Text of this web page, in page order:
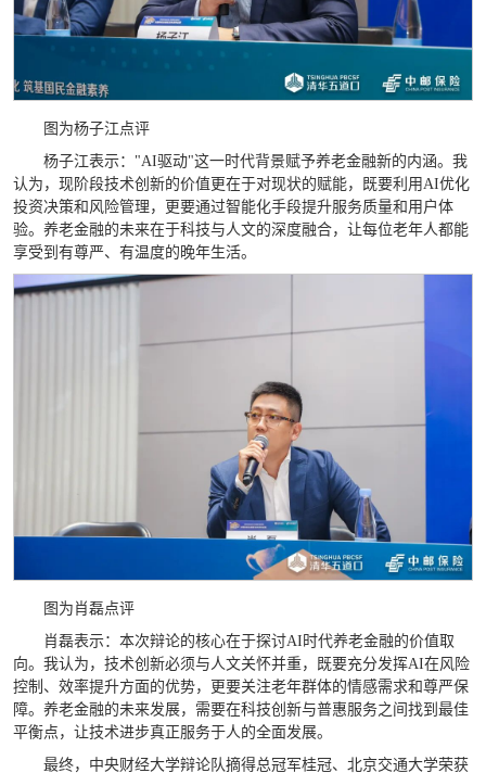
图为杨子江点评
杨子江表示："AI驱动"这一时代背景赋予养老金融新的内涵。我
认为，现阶段技术创新的价值更在于对现状的赋能，既要利用AI优化
投资决策和风险管理，更要通过智能化手段提升服务质量和用户体
验。养老金融的未来在于科技与人文的深度融合，让每位老年人都能
享受到有尊严、有温度的晚年生活。
图为肖磊点评
肖磊表示：本次辩论的核心在于探讨AI时代养老金融的价值取
向。我认为，技术创新必须与人文关怀并重，既要充分发挥AI在风险
控制、效率提升方面的优势，更要关注老年群体的情感需求和尊严保
障。养老金融的未来发展，需要在科技创新与普惠服务之间找到最佳
平衡点，让技术进步真正服务于人的全面发展。
最终，中央财经大学辩论队摘得总冠军桂冠、北京交通大学荣获